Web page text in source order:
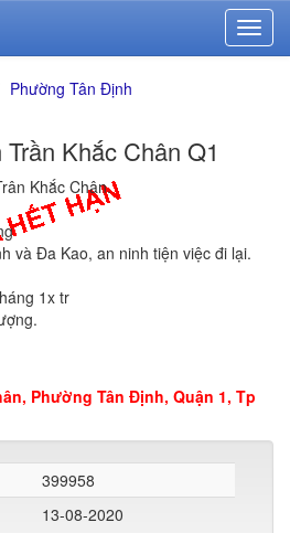
Phường Tân Định
Khắc Chân Q1
Khắc Chân.
và Đa Kao, an ninh tiện việc đi lại.
1x tr
Phường Tân Định, Quận 1, Tp
399958
13-08-2020